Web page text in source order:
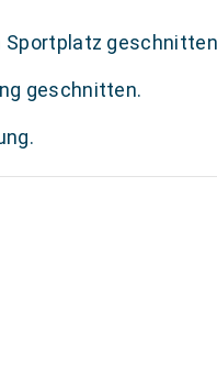
Sportplatz
geschnitten.